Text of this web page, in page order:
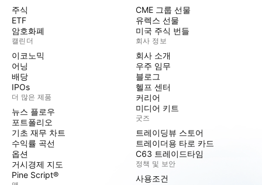
주식
ETF
암호화폐
캘린더
이코노믹
어닝
배당
IPOs
더 많은 제품
뉴스 플로우
포트폴리오
기초 재무 차트
수익률 곡선
옵션
거시경제 지도
Pine Script®
CME 그룹 선물
유렉스 선물
미국 주식 번들
회사 정보
회사 소개
우주 임무
블로그
헬프 센터
커리어
미디어 키트
굿즈
트레이딩뷰 스토어
트레이더용 타로 카드
C63 트레이드타임
정책 및 보안
사용조건